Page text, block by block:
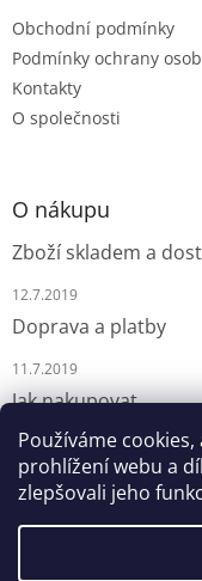
Používáme
prohlížení webu a
zlepšovali jeho
Obchodní podmínky
Podmínky ochrany
Kontakty
O společnosti
O nákupu
Zboží skladem a
12.7.2019
Doprava a platby
11.7.2019
Jak nakupovat
9.7.2019